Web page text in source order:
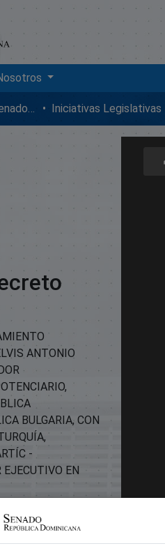
Repositorio Digital SenadoRD Iniciativas Legislativas
ANTONIO
BULGARIA, CON
-
EJECUTIVO EN